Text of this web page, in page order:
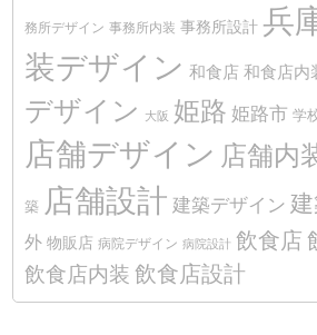
務所デザイン 事務所内装 事務所設計 兵
装デザイン 和食店 和食店内
デザイン
大阪 姫路 姫路市 学
店舗デザイン 店舗内
築 店舗設計 建築デザイン
外 物販店 病院デザイン 病院設計 飲食店
飲食店内装 飲食店設計